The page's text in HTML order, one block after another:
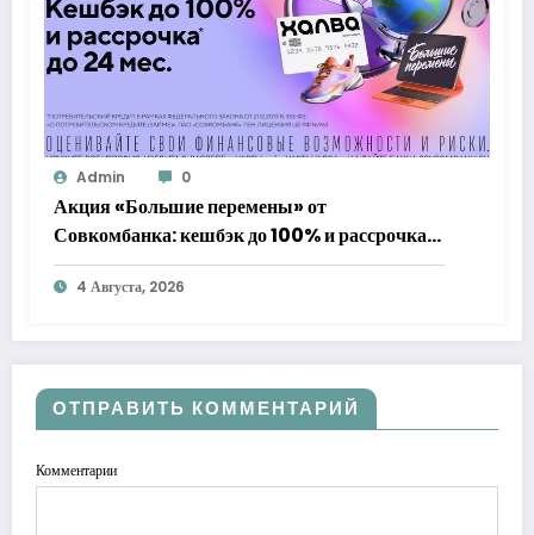
Admin 0
Акция «Большие перемены» от
Совкомбанка: кешбэк до 100% и рассрочка
до 24 месяцев с «Халвой»
4 Августа, 2026
ОТПРАВИТЬ КОММЕНТАРИЙ
Комментарии